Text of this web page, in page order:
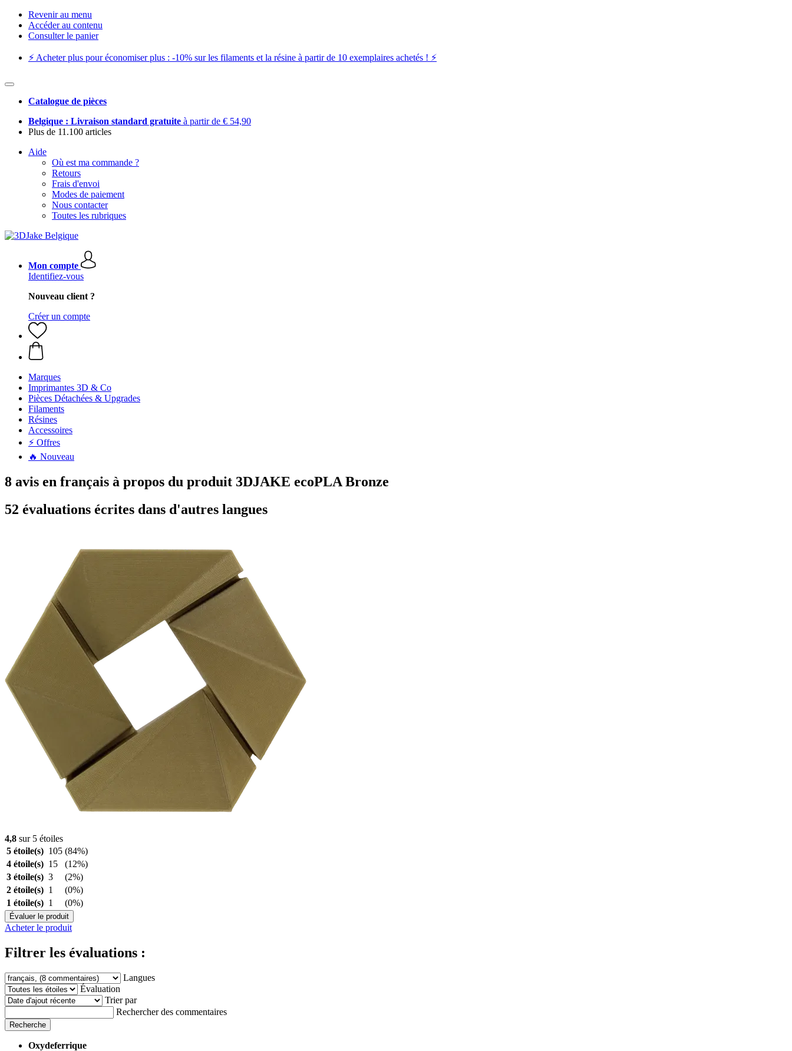
Revenir au menu
Accéder au contenu
Consulter le panier
⚡️ Acheter plus pour économiser plus : -10% sur les filaments et la résine à partir de 10 exemplaires achetés ! ⚡️
Catalogue de pièces
Belgique : Livraison standard gratuite à partir de € 54,90
Plus de 11.100 articles
Aide
Où est ma commande ?
Retours
Frais d'envoi
Modes de paiement
Nous contacter
Toutes les rubriques
Mon compte
Identifiez-vous
Nouveau client ?
Créer un compte
Marques
Imprimantes 3D & Co
Pièces Détachées & Upgrades
Filaments
Résines
Accessoires
⚡ Offres
🔥 Nouveau
8 avis en français à propos du produit 3DJAKE ecoPLA Bronze
52 évaluations écrites dans d'autres langues
4,8 sur 5 étoiles
5 étoile(s) 105 (84%)
4 étoile(s) 15
(12%)
3 étoile(s) 3
(2%)
2 étoile(s) 1
(0%)
1 étoile(s) 1 (0%)
Évaluer le produit
Acheter le produit
Filtrer les évaluations :
Langues
Évaluation
Trier par
Rechercher des commentaires
Recherche
Oxydeferrique